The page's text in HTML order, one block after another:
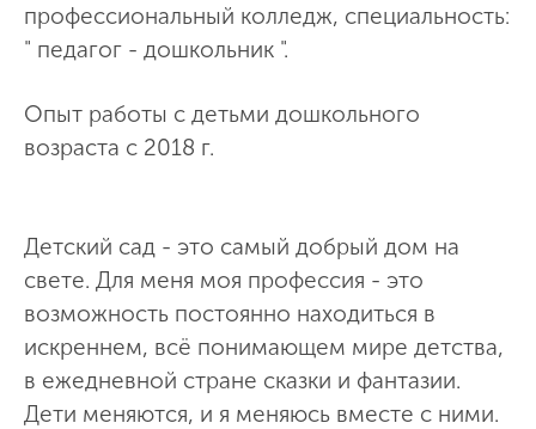
профессиональный колледж, специальность:
" педагог - дошкольник ".
Опыт работы с детьми дошкольного
возраста с 2018 г.
Детский сад - это самый добрый дом на
свете. Для меня моя профессия - это
возможность постоянно находиться в
искреннем, всё понимающем мире детства,
в ежедневной стране сказки и фантазии.
Дети меняются, и я меняюсь вместе с ними.